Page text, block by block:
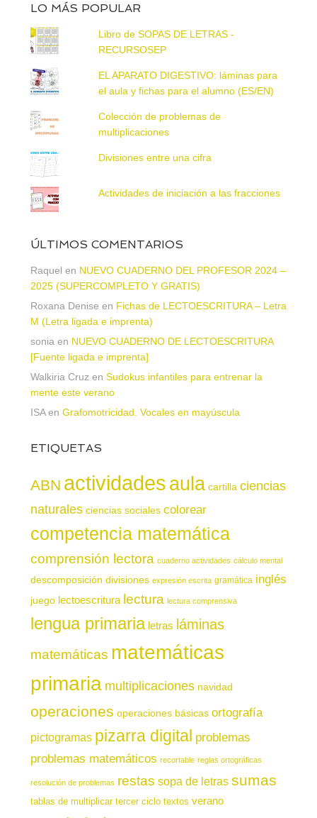
LO MÁS POPULAR
Libro de SOPAS DE LETRAS -
RECURSOSEP
EL APARATO DIGESTIVO: láminas para
el aula y fichas para el alumno (ES/EN)
Colección de problemas de
multiplicaciones
Divisiones entre una cifra
Actividades de iniciación a las fracciones
ÚLTIMOS COMENTARIOS
Raquel en NUEVO CUADERNO DEL PROFESOR 2024 –
2025 (SUPERCOMPLETO Y GRATIS)
Roxana Denise en Fichas de LECTOESCRITURA – Letra
M (Letra ligada e imprenta)
sonia en NUEVO CUADERNO DE LECTOESCRITURA
[Fuente ligada e imprenta]
Walkiria Cruz en Sudokus infantiles para entrenar la
mente este verano
ISAen Grafomotricidad. Vocales en mayúscula
ETIQUETAS
ABN actividadesaula cartilla ciencias
naturales ciencias sociales colorear
competencia matemática
comprensión lectora cuaderno actividades cálculo mental
descomposición divisiones expresión escrita gramática inglés
juego lectoescritura lectura lectura comprensiva
lengua primaria letras láminas
matemáticas matemáticas
primaria multiplicaciones navidad
operaciones operaciones básicas ortografía
pictogramas pizarra digital problemas
problemas matemáticos recortable reglas ortográficas
resolución de problemas restas sopa de letras sumas
tablas de multiplicar tercer ciclo textos verano